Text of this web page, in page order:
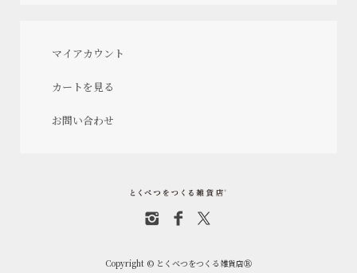
マイアカウント
カートを見る
お問い合わせ
Copyright © とくべつをつくる雑貨店Ⓡ